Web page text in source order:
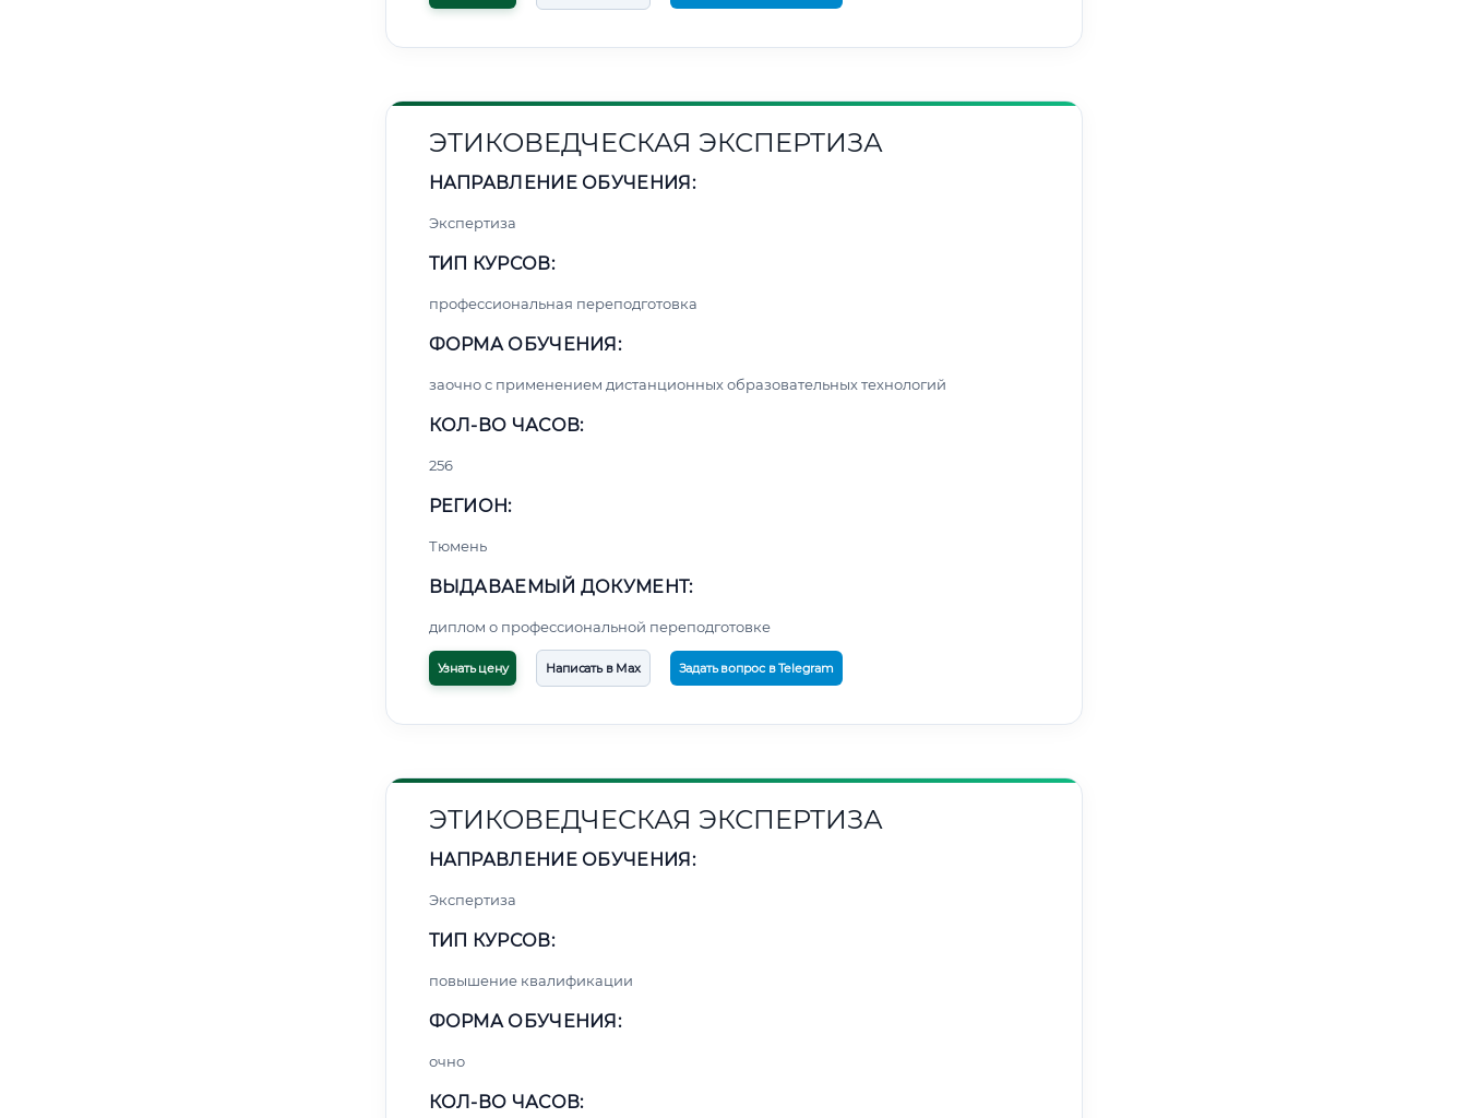
ЭТИКОВЕДЧЕСКАЯ ЭКСПЕРТИЗА
НАПРАВЛЕНИЕ ОБУЧЕНИЯ:
Экспертиза
ТИП КУРСОВ:
профессиональная переподготовка
ФОРМА ОБУЧЕНИЯ:
заочно с применением дистанционных образовательных технологий
КОЛ-ВО ЧАСОВ:
256
РЕГИОН:
Тюмень
ВЫДАВАЕМЫЙ ДОКУМЕНТ:
диплом о профессиональной переподготовке
Узнать цену Написать в Max Задать вопрос в Telegram
ЭТИКОВЕДЧЕСКАЯ ЭКСПЕРТИЗА
НАПРАВЛЕНИЕ ОБУЧЕНИЯ:
Экспертиза
ТИП КУРСОВ:
повышение квалификации
ФОРМА ОБУЧЕНИЯ:
очно
КОЛ-ВО ЧАСОВ: